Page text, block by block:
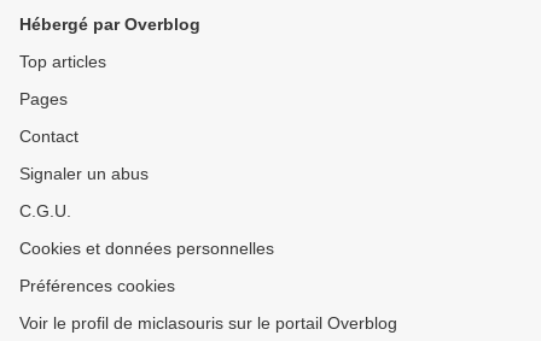
Hébergé par Overblog
Top articles
Pages
Contact
Signaler un abus
C.G.U.
Cookies et données personnelles
Préférences cookies
Voir le profil de miclasouris sur le portail Overblog